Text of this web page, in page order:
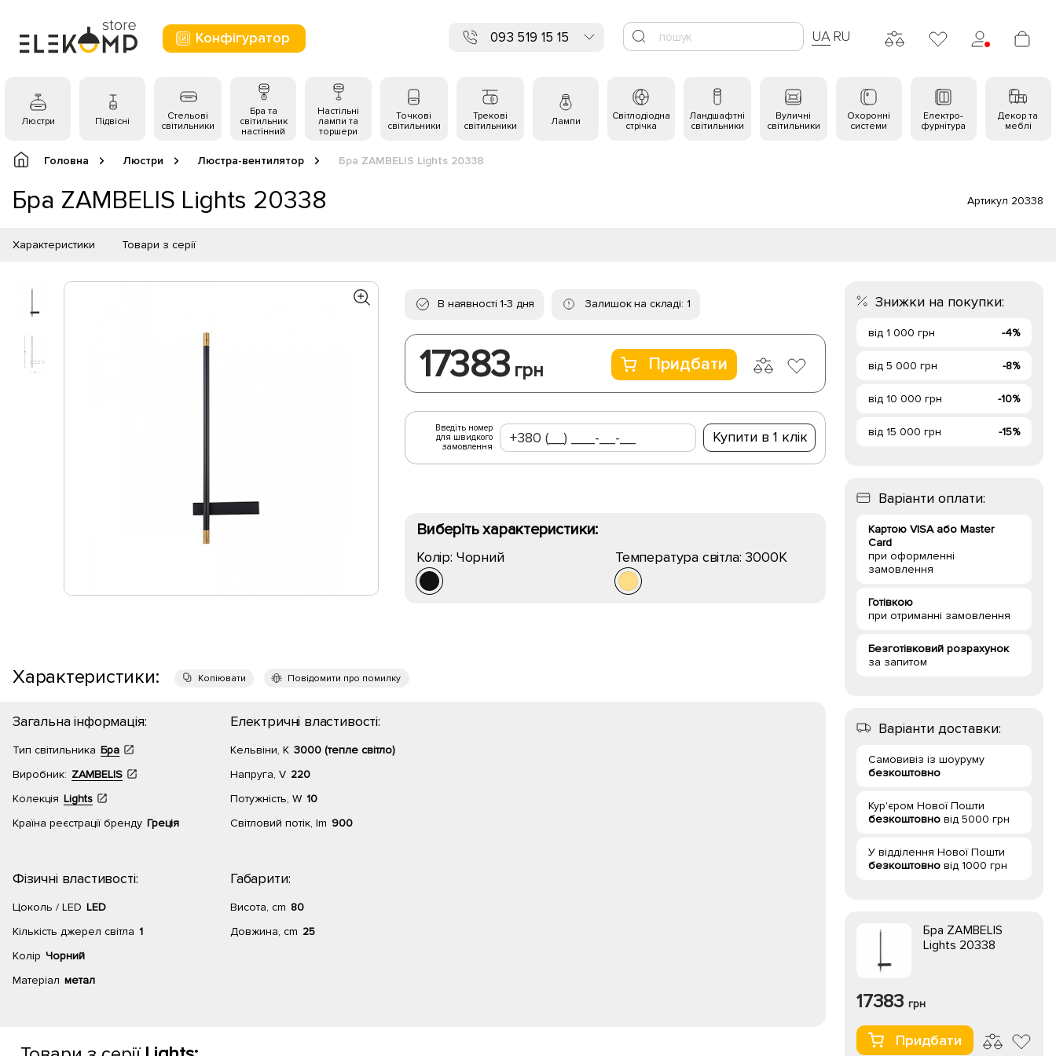
Конфігуратор 093 519 15 15 UA RU
Люстри Підвісні
Стельові
світильники
Бра та
світильник
настінний
Настільні
лампи та
торшери
Точкові
світильники
Трекові
світильники
Лампи
Світлодіодна
стрічка
Ландшафтні
світильники
Вуличні
світильники
Охоронні
системи
Електро-
фурнітура
Декор та
меблі
Головна Люстри Люстра-вентилятор Бра ZAMBELIS Lights 20338
Бра ZAMBELIS Lights 20338 Артикул 20338
Характеристики Товари з серії
В наявності 1-3 дня Залишок на складі: 1
17383 грн Придбати
Введіть номер
для швидкого
замовлення
Купити в 1 клік
Виберіть характеристики:
Колір: Чорний Температура світла: 3000K
Характеристики: Копіювати Повідомити про помилку
Загальна інформація:
Тип світильника Бра
Виробник: ZAMBELIS
Колекція Lights
Країна реєстрації бренду Греція
Фізичні властивості:
Цоколь / LED LED
Кількість джерел світла 1
Колір Чорний
Матеріал метал
Електричні властивості:
Кельвіни, К 3000 (тепле світло)
Напруга, V 220
Потужність, W 10
Світловий потік, lm 900
Габарити:
Висота, cm 80
Довжина, cm 25
Знижки на покупки:
від 1 000 грн -4%
від 5 000 грн -8%
від 10 000 грн -10%
від 15 000 грн -15%
Варіанти оплати:
Картою VISA або Master
Card
при оформленні
замовлення
Готівкою
при отриманні замовлення
Безготівковий розрахунок
за запитом
Варіанти доставки:
Самовивіз із шоуруму
безкоштовно
Кур'єром Нової Пошти
безкоштовно від 5000 грн
У відділення Нової Пошти
безкоштовно від 1000 грн
Бра ZAMBELIS
Lights 20338
17383 грн
Придбати